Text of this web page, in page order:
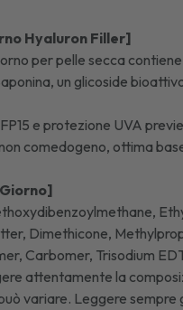
Hyaluron Filler]
per pelle secca
un glicoside
e protezione UVA
comedogeno, ottima
Dimethicone,
Carbomer, Trisodium
attentamente la
variare. Leggere